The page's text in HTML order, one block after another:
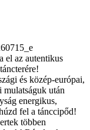
el az autentikus
és közép-európai,
mulatságuk után
energikus,
fel a tánccipőd!
többen